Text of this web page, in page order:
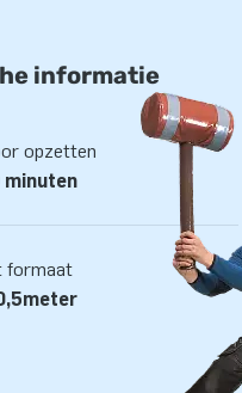
informatie
opzetten
minuten
formaat